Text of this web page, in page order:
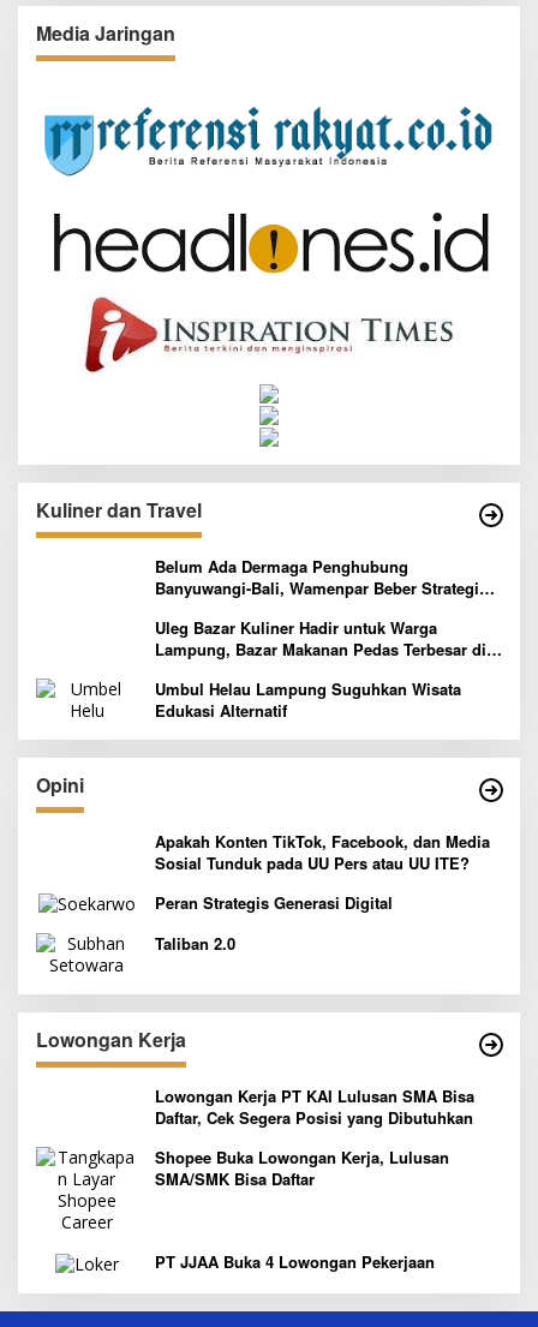
Media Jaringan
Kuliner dan Travel
Belum Ada Dermaga Penghubung
Banyuwangi-Bali, Wamenpar Beber Strategi
Uleg Bazar Kuliner Hadir untuk Warga
Lampung, Bazar Makanan Pedas Terbesar di
Umbul Helau Lampung Suguhkan Wisata
Edukasi Alternatif
Opini
Apakah Konten TikTok, Facebook, dan Media
Sosial Tunduk pada UU Pers atau UU ITE?
Peran Strategis Generasi Digital
Taliban 2.0
Lowongan Kerja
Lowongan Kerja PT KAI Lulusan SMA Bisa
Daftar, Cek Segera Posisi yang Dibutuhkan
Shopee Buka Lowongan Kerja, Lulusan
SMA/SMK Bisa Daftar
PT JJAA Buka 4 Lowongan Pekerjaan